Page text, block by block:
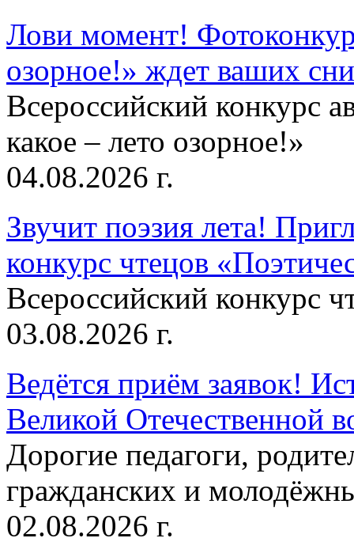
Лови момент!
озорное!» ждет ваших
Всероссийский конкурс
какое – лето озорное!»
04.08.2026 г.
Звучит поэзия лета!
конкурс чтецов
Всероссийский конкурс
03.08.2026 г.
Ведётся приём заявок!
Великой Отечественной
Дорогие педагоги,
гражданских и
02.08.2026 г.